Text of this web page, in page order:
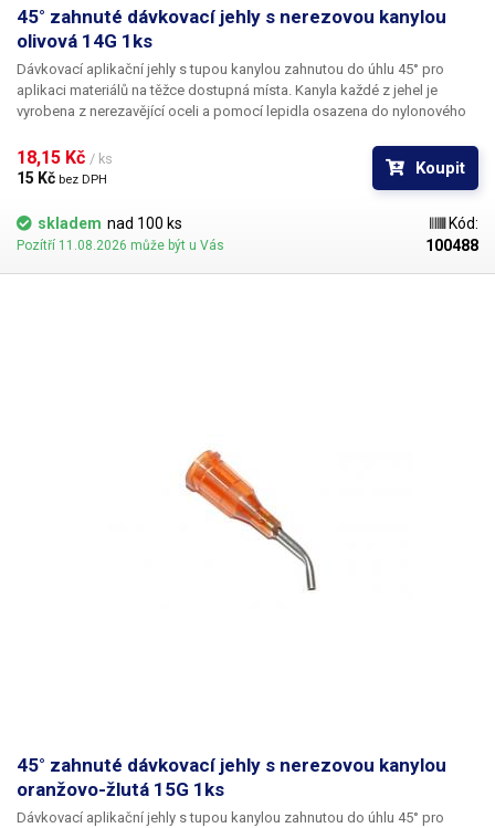
45° zahnuté dávkovací jehly s nerezovou kanylou
olivová 14G 1ks
Dávkovací aplikační jehly s tupou kanylou zahnutou do úhlu 45° pro
aplikaci materiálů na těžce dostupná místa. Kanyla každé z jehel je
vyrobena z nerezavějící oceli a pomocí lepidla osazena do nylonového
vybavena zámkovým systémem se závitem ke spolehlivému a rychlému
uchycení k dávkovacímu zásobníku, stříkačce nebo ručnímu dávkovači.
18,15 Kč / ks
15 Kč bez DPH
Koupit
skladem nad 100 ks
Pozítří 11.08.2026 může být u Vás
Kód:
100488
45° zahnuté dávkovací jehly s nerezovou kanylou
oranžovo-žlutá 15G 1ks
Dávkovací aplikační jehly s tupou kanylou zahnutou do úhlu 45° pro